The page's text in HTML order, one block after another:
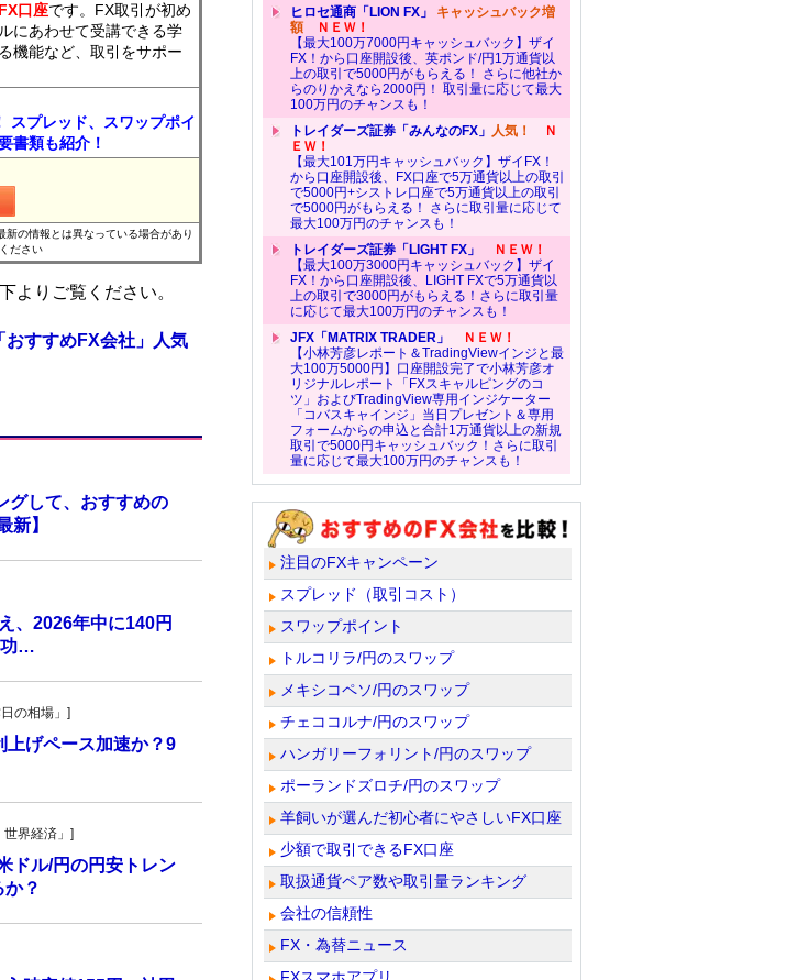
口座です。FX取引が初め
にあわせて受講できる学
機能など、取引をサポー
スプレッド、スワップポイ
書類も紹介！
の情報とは異なっている場合があり
ださい
よりご覧ください。
おすすめFX会社」人気
グして、おすすめの
新】
、2026年中に140円
功…
の相場」]
上げペース加速か？9
界経済」]
ドル/円の円安トレン
？
ヒロセ通商「LION FX」 キャッシュバック増
額ＮＥＷ！
【最大100万7000円キャッシュバック】ザイ
FX！から口座開設後、英ポンド/円1万通貨以
上の取引で5000円がもらえる！ さらに他社か
らのりかえなら2000円！ 取引量に応じて最大
100万円のチャンスも！
トレイダーズ証券「みんなのFX」 人気！
Ｎ
ＥＷ！
【最大101万円キャッシュバック】ザイFX！
から口座開設後、FX口座で5万通貨以上の取引
で5000円+シストレ口座で5万通貨以上の取引
で5000円がもらえる！ さらに取引量に応じて
最大100万円のチャンスも！
トレイダーズ証券「LIGHT FX」
ＮＥＷ！
【最大100万3000円キャッシュバック】ザイ
FX！から口座開設後、LIGHT FXで5万通貨以
上の取引で3000円がもらえる！さらに取引量
に応じて最大100万円のチャンスも！
JFX「MATRIX TRADER」
ＮＥＷ！
【小林芳彦レポート＆TradingViewインジと最
大100万5000円】口座開設完了で小林芳彦オ
リジナルレポート「FXスキャルピングのコ
ツ」およびTradingView専用インジケーター
「コバスキャインジ」当日プレゼント＆専用
フォームからの申込と合計1万通貨以上の新規
取引で5000円キャッシュバック！さらに取引
量に応じて最大100万円のチャンスも！
注目のFXキャンペーン
スプレッド（取引コスト）
スワップポイント
トルコリラ/円のスワップ
メキシコペソ/円のスワップ
チェココルナ/円のスワップ
ハンガリーフォリント/円のスワップ
ポーランドズロチ/円のスワップ
羊飼いが選んだ初心者にやさしいFX口座
少額で取引できるFX口座
取扱通貨ペア数や取引量ランキング
会社の信頼性
FX・為替ニュース